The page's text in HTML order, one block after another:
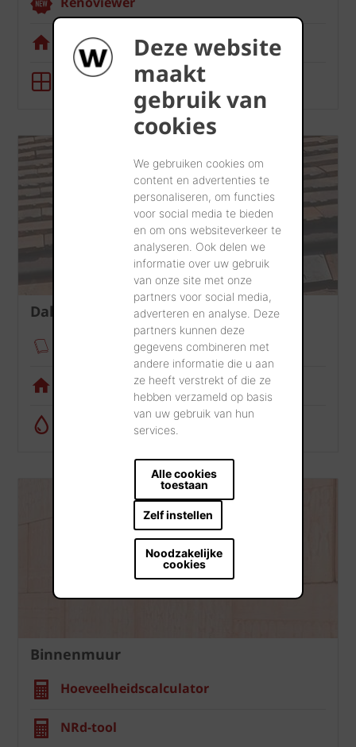
Deze website
maakt
gebruik van
cookies
We gebruiken cookies om
content en advertenties te
personaliseren, om functies
voor social media te bieden
en om ons websiteverkeer te
analyseren. Ook delen we
informatie over uw gebruik
van onze site met onze
partners voor social media,
adverteren en analyse. Deze
partners kunnen deze
gegevens combineren met
andere informatie die u aan
ze heeft verstrekt of die ze
hebben verzameld op basis
van uw gebruik van hun
services.
Alle cookies
toestaan
Zelf instellen
Noodzakelijke
cookies
Visualisatietool
BIM-tool
Dak
Verankeringsmodule
Visualisatietool
Regenwatercalculator
Binnenmuur
Hoeveelheidscalculator
NRd-tool